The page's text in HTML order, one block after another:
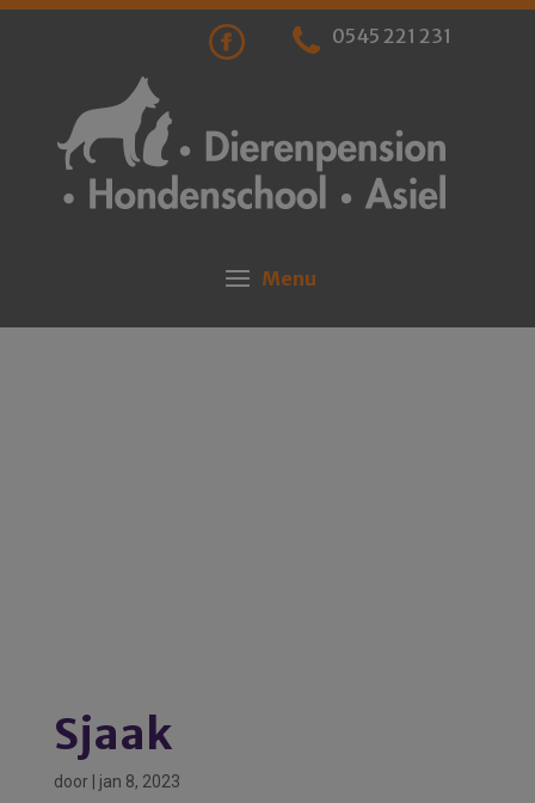
0545 221 231
Sjaak
door jan 8, 2023